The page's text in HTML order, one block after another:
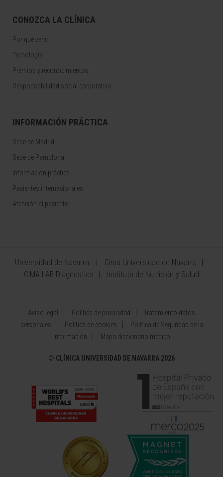
CONOZCA LA CLÍNICA
Por qué venir
Tecnología
Premios y reconocimientos
Responsabilidad social corporativa
INFORMACIÓN PRÁCTICA
Sede de Madrid
Sede de Pamplona
Información práctica
Pacientes internacionales
Atención al paciente
Universidad de Navarra
Cima Universidad de Navarra
CIMA LAB Diagnostics
Instituto de Nutrición y Salud
Aviso legal Política de privacidad
Tratamiento datos
personales
Política de cookies
Política de Seguridad de la
Información
Mapa diccionario médico
© CLÍNICA UNIVERSIDAD DE NAVARRA 2026